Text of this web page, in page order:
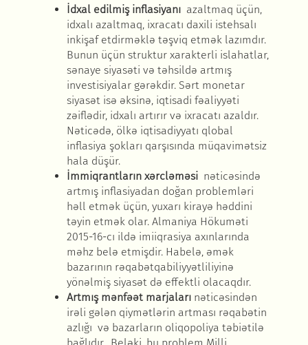
İdxal edilmiş inflasiyanı azaltmaq üçün,
idxalı azaltmaq, ixracatı daxili istehsalı
inkişaf etdirməklə təşviq etmək lazımdır.
Bunun üçün struktur xarakterli islahatlar,
sənaye siyasəti və təhsildə artmış
investisiyalar gərəkdir. Sərt monetar
siyasət isə əksinə, iqtisadi fəaliyyəti
zəiflədir, idxalı artırır və ixracatı azaldır.
Nəticədə, ölkə iqtisadiyyatı qlobal
inflasiya şokları qarşısında müqavimətsiz
hala düşür.
İmmiqrantların xərcləməsi nəticəsində
artmış inflasiyadan doğan problemləri
həll etmək üçün, yuxarı kirayə həddini
təyin etmək olar. Almaniya Hökuməti
2015-16-cı ildə imiiqrasiya axınlarında
məhz belə etmişdir. Habelə, əmək
bazarının rəqabətqabiliyyətliliyinə
yönəlmiş siyasət də effektli olacaqdır.
Artmış mənfəət marjalarınəticəsindən
irəli gələn qiymətlərin artması rəqabətin
azlığı və bazarların oliqopoliya təbiətilə